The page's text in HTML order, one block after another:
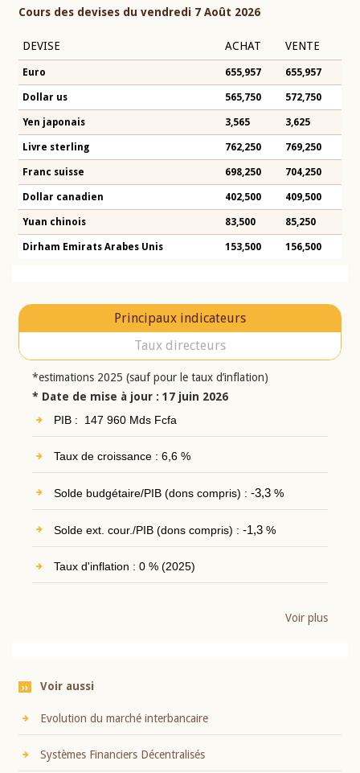
Cours des devises du vendredi 7 Août 2026
DEVISE ACHAT VENTE
Euro 655,957 655,957
Dollar us 565,750 572,750
Yen japonais 3,565 3,625
Livre sterling 762,250 769,250
Franc suisse 698,250 704,250
Dollar canadien 402,500 409,500
Yuan chinois 83,500 85,250
Dirham Emirats Arabes Unis 153,500 156,500
Principaux indicateurs
Taux directeurs
*estimations 2025 (sauf pour le taux d’inflation)
* Date de mise à jour : 17 juin 2026
PIB : 147 960 Mds Fcfa
Taux de croissance : 6,6 %
Solde budgétaire/PIB (dons compris) : -3,3%
Solde ext. cour./PIB (dons compris) : -1,3%
Taux d'inflation : 0 % (2025)
Voir plus
Voir aussi
Evolution du marché interbancaire
Systèmes Financiers Décentralisés